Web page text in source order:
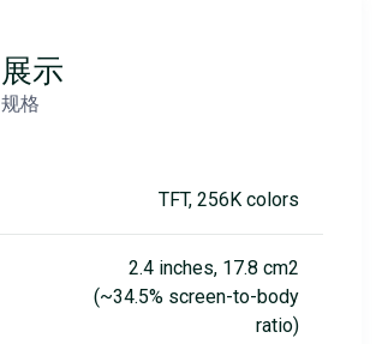
展示
规格
TFT, 256K colors
2.4 inches, 17.8 cm2
(~34.5% screen-to-body
ratio)